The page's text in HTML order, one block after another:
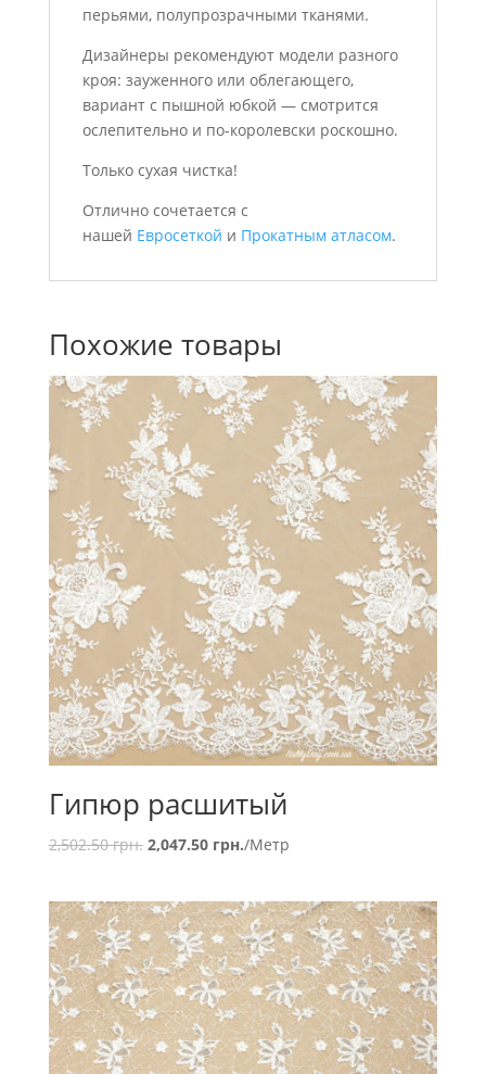
перьями, полупрозрачными тканями.
Дизайнеры рекомендуют модели разного
кроя: зауженного или облегающего,
вариант с пышной юбкой — смотрится
ослепительно и по-королевски роскошно.
Только сухая чистка!
Отлично сочетается с
нашей Евросеткой и Прокатным атласом.
Похожие товары
Гипюр расшитый
2,502.50грн. 2,047.50 грн./Метр